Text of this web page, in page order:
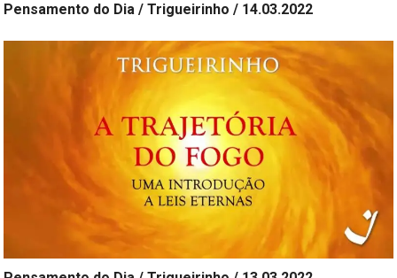
Pensamento do Dia / Trigueirinho / 14.03.2022